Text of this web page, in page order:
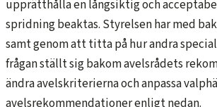
upprätthålla en långsiktig och
spridning beaktas. Styrelsen har med
samt genom att titta på hur andra
frågan ställt sig bakom avelsrådets
ändra avelskriterierna och anpassa
avelsrekommendationer enligt nedan.